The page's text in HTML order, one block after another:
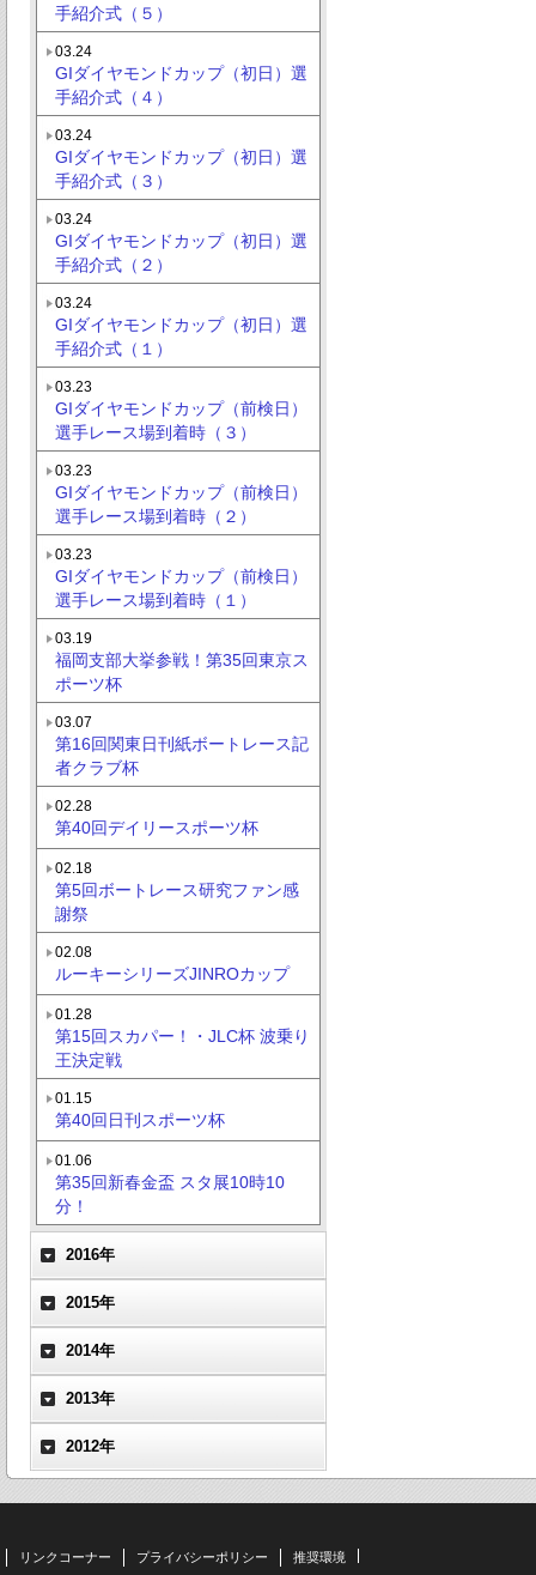
手紹介式（５）
03.24
GIダイヤモンドカップ（初日）選
手紹介式（４）
03.24
GIダイヤモンドカップ（初日）選
手紹介式（３）
03.24
GIダイヤモンドカップ（初日）選
手紹介式（２）
03.24
GIダイヤモンドカップ（初日）選
手紹介式（１）
03.23
GIダイヤモンドカップ（前検日）
選手レース場到着時（３）
03.23
GIダイヤモンドカップ（前検日）
選手レース場到着時（２）
03.23
GIダイヤモンドカップ（前検日）
選手レース場到着時（１）
03.19
福岡支部大挙参戦！第35回東京ス
ポーツ杯
03.07
第16回関東日刊紙ボートレース記
者クラブ杯
02.28
第40回デイリースポーツ杯
02.18
第5回ボートレース研究ファン感
謝祭
02.08
ルーキーシリーズJINROカップ
01.28
第15回スカパー！・JLC杯 波乗り
王決定戦
01.15
第40回日刊スポーツ杯
01.06
第35回新春金盃 スタ展10時10
分！
2016年
2015年
2014年
2013年
2012年
リンクコーナー プライバシーポリシー 推奨環境